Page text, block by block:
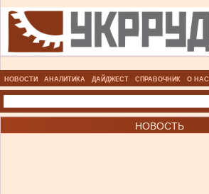
НОВОСТИ АНАЛИТИКА ДАЙДЖЕСТ СПРАВОЧНИК О НАС
НОВОСТЬ